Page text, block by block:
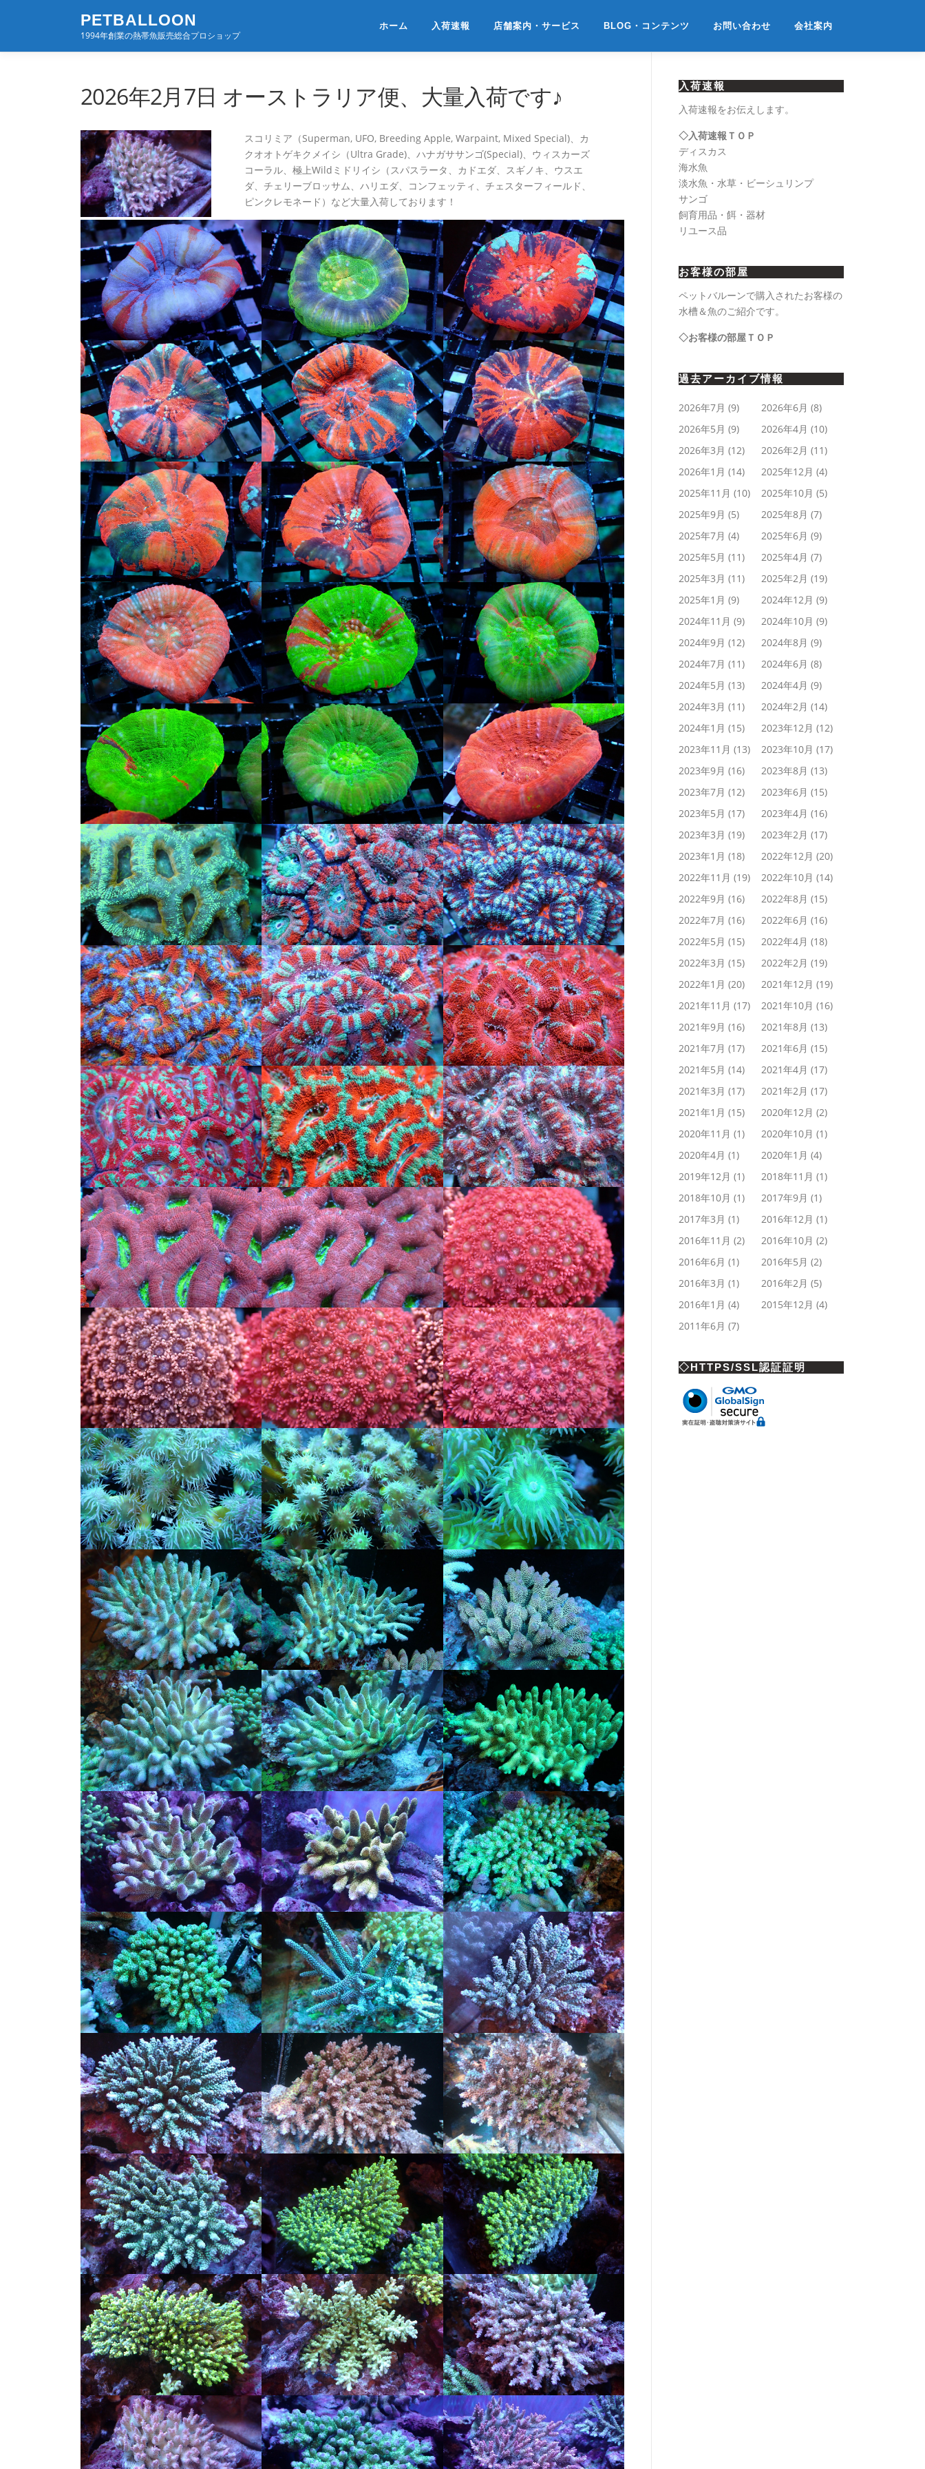
ン
PETBALLOON
1994年創業の熱帯魚販売総合プロショップ
ホーム 入荷速報 店舗案内・サービス BLOG・コンテンツ お問い合わせ 会社案内
2026年2月7日 オーストラリア便、大量入荷です♪
スコリミア（Superman, UFO, Breeding Apple, Warpaint, Mixed Special)、カ
クオオトゲキクメイシ（Ultra Grade)、ハナガササンゴ(Special)、ウィスカーズ
コーラル、極上Wildミドリイシ（スパスラータ、カドエダ、スギノキ、ウスエ
ダ、チェリーブロッサム、ハリエダ、コンフェッティ、チェスターフィールド、
ピンクレモネード）など大量入荷しております！
入荷速報
入荷速報をお伝えします。
◇入荷速報ＴＯＰ
ディスカス
海水魚
淡水魚・水草・ビーシュリンプ
サンゴ
飼育用品・餌・器材
リユース品
お客様の部屋
ペットバルーンで購入されたお客様の
水槽＆魚のご紹介です。
◇お客様の部屋ＴＯＰ
過去アーカイブ情報
2026年7月 (9) 2026年6月 (8)
2026年5月 (9) 2026年4月 (10)
2026年3月 (12) 2026年2月 (11)
2026年1月 (14) 2025年12月 (4)
2025年11月 (10) 2025年10月 (5)
2025年9月 (5) 2025年8月 (7)
2025年7月 (4) 2025年6月 (9)
2025年5月 (11) 2025年4月 (7)
2025年3月 (11) 2025年2月 (19)
2025年1月 (9) 2024年12月 (9)
2024年11月 (9) 2024年10月 (9)
2024年9月 (12) 2024年8月 (9)
2024年7月 (11) 2024年6月 (8)
2024年5月 (13) 2024年4月 (9)
2024年3月 (11) 2024年2月 (14)
2024年1月 (15) 2023年12月 (12)
2023年11月 (13) 2023年10月 (17)
2023年9月 (16) 2023年8月 (13)
2023年7月 (12) 2023年6月 (15)
2023年5月 (17) 2023年4月 (16)
2023年3月 (19) 2023年2月 (17)
2023年1月 (18) 2022年12月 (20)
2022年11月 (19) 2022年10月 (14)
2022年9月 (16) 2022年8月 (15)
2022年7月 (16) 2022年6月 (16)
2022年5月 (15) 2022年4月 (18)
2022年3月 (15) 2022年2月 (19)
2022年1月 (20) 2021年12月 (19)
2021年11月 (17) 2021年10月 (16)
2021年9月 (16) 2021年8月 (13)
2021年7月 (17) 2021年6月 (15)
2021年5月 (14) 2021年4月 (17)
2021年3月 (17) 2021年2月 (17)
2021年1月 (15) 2020年12月 (2)
2020年11月 (1) 2020年10月 (1)
2020年4月 (1) 2020年1月 (4)
2019年12月 (1) 2018年11月 (1)
2018年10月 (1) 2017年9月 (1)
2017年3月 (1) 2016年12月 (1)
2016年11月 (2) 2016年10月 (2)
2016年6月 (1) 2016年5月 (2)
2016年3月 (1) 2016年2月 (5)
2016年1月 (4) 2015年12月 (4)
2011年6月 (7)
◇HTTPS/SSL認証証明